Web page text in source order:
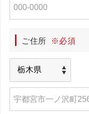
ご住所 ※必須